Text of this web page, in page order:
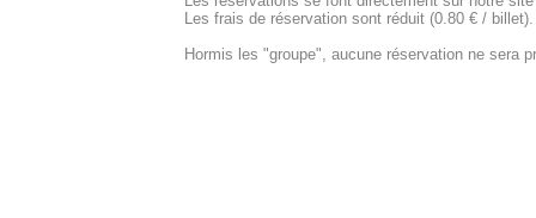
Les frais de réservation sont réduit (0.80 € / billet).
Hormis les "groupe", aucune réservation ne sera